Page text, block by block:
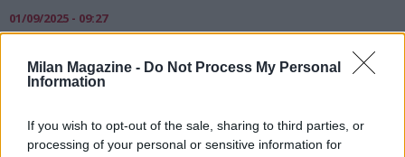
Milan Magazine - Do Not Process My Personal
Information
If you wish to opt-out of the sale, sharing to third parties, or
processing of your personal or sensitive information for
01/09/2025 - 09:27
Il Milan continua a lavorare per rinforzare la difesa. Il club
rossonero sta valutando anche l’investimento su Noahkai
nell’ultima stagione, fornendo un assist. Nel frattempo, resta